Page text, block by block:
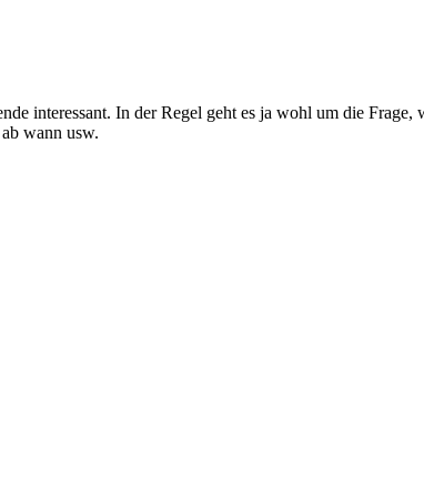
interessant. In der Regel geht es ja wohl um die Frage,
wann usw.